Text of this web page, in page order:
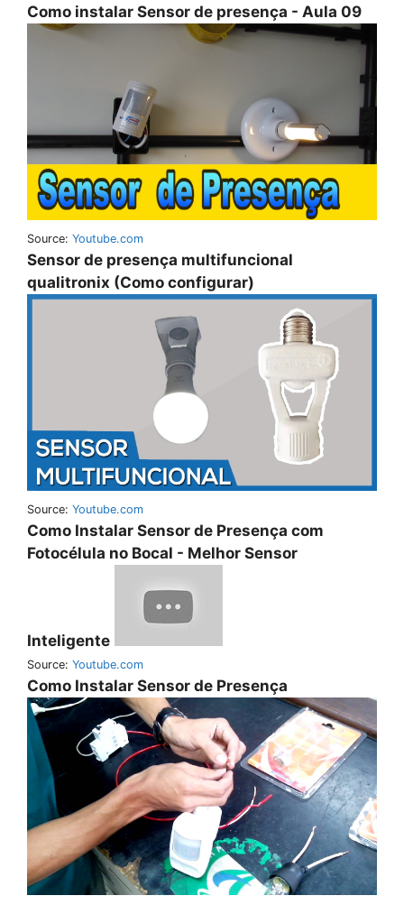
Como instalar Sensor de presença - Aula 09
Source: Youtube.com
Sensor de presença multifuncional
qualitronix (Como configurar)
Source: Youtube.com
Como Instalar Sensor de Presença com
Fotocélula no Bocal - Melhor Sensor
Inteligente
Source: Youtube.com
Como Instalar Sensor de Presença